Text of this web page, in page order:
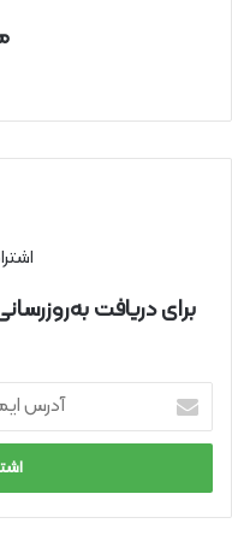
برای دریافت
ر
ا
ی